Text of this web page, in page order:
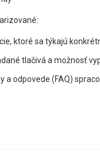
ktoré sa týkajú
tlačivá a možnosť
a odpovede (FAQ)